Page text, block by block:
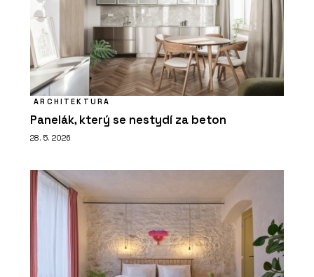
ARCHITEKTURA
Panelák, který se nestydí za beton
28. 5. 2026